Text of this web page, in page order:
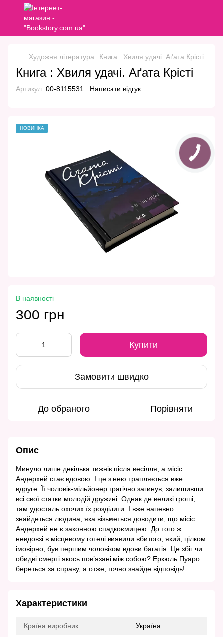
Художня література Книга : Хвиля удачі. Аґата Крісті
Книга : Хвиля удачі. Аґата Крісті
Артикул: 00-8115531 Написати відгук
НОВИНКА
В наявності
300 грн
Купити
Замовити швидко
До обраного Порівняти
Опис
Минуло лише декілька тижнів після весілля, а місіс
Андерхей стає вдовою. І це з нею трапляється вже
вдруге. Її чоловік-мільйонер трагічно загинув, залишивши
всі свої статки молодій дружині. Однак де великі гроші,
там удосталь охочих їх розділити. І вже напевно
знайдеться людина, яка візьметься доводити, що місіс
Андерхей не є законною спадкоємицею. До того ж
невдовзі в місцевому готелі виявили вбитого, який, цілком
імовірно, був першим чоловіком вдови багатія. Це збіг чи
обидві смерті якось пов’язані між собою? Еркюль Пуаро
береться за справу, а отже, точно знайде відповідь!
Характеристики
Країна виробник Україна